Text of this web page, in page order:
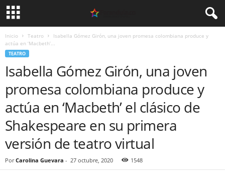
Inicio Teatro
Isabella Gómez Girón, una joven promesa colombiana produce y
actúa en ‘Macbeth’...
TEATRO
Isabella Gómez Girón, una joven
promesa colombiana produce y
actúa en ‘Macbeth’ el clásico de
Shakespeare en su primera
versión de teatro virtual
Por Carolina Guevara - 27 octubre, 2020 1548